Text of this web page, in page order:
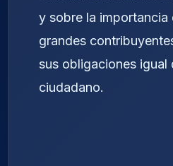
y sobre la importancia
grandes
sus obligaciones igual
ciudadano.